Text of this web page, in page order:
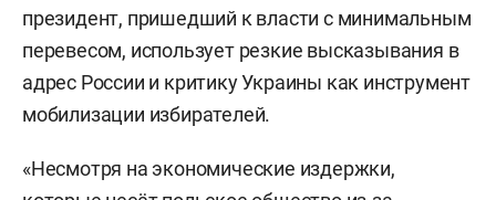
президент, пришедший к власти с минимальным
перевесом, использует резкие высказывания в
адрес России и критику Украины как инструмент
мобилизации избирателей.
«Несмотря на экономические издержки,